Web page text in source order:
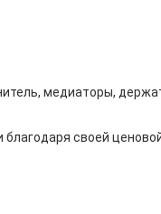
медиаторы,
своей